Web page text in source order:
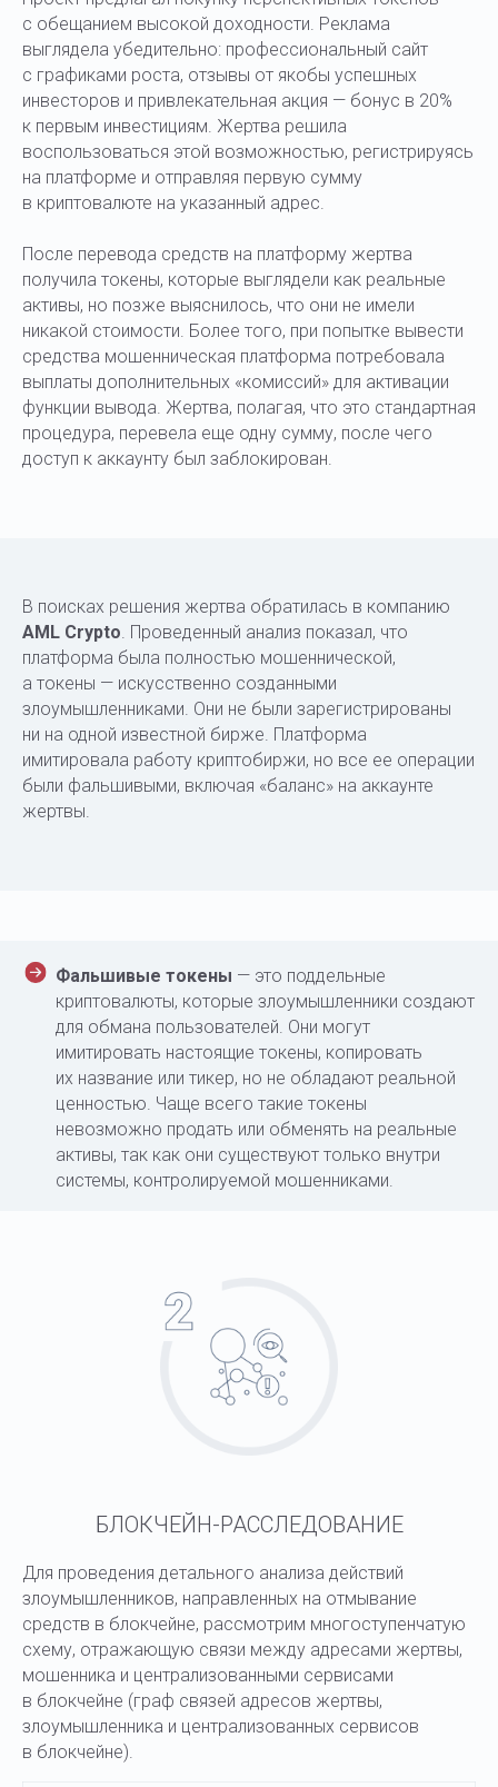
с обещанием высокой доходности. Реклама
выглядела убедительно: профессиональный сайт
с графиками роста, отзывы от якобы успешных
инвесторов и привлекательная акция — бонус в 20%
к первым инвестициям. Жертва решила
воспользоваться этой возможностью, регистрируясь
на платформе и отправляя первую сумму
в криптовалюте на указанный адрес.
После перевода средств на платформу жертва
получила токены, которые выглядели как реальные
активы, но позже выяснилось, что они не имели
никакой стоимости. Более того, при попытке вывести
средства мошенническая платформа потребовала
выплаты дополнительных «комиссий» для активации
функции вывода. Жертва, полагая, что это стандартная
процедура, перевела еще одну сумму, после чего
доступ к аккаунту был заблокирован.
В поисках решения жертва обратилась в компанию
AML Crypto. Проведенный анализ показал, что
платформа была полностью мошеннической,
а токены — искусственно созданными
злоумышленниками. Они не были зарегистрированы
ни на одной известной бирже. Платформа
имитировала работу криптобиржи, но все ее операции
были фальшивыми, включая «баланс» на аккаунте
жертвы.
Фальшивые токены — это поддельные
криптовалюты, которые злоумышленники создают
для обмана пользователей. Они могут
имитировать настоящие токены, копировать
их название или тикер, но не обладают реальной
ценностью. Чаще всего такие токены
невозможно продать или обменять на реальные
активы, так как они существуют только внутри
системы, контролируемой мошенниками.
БЛОКЧЕЙН-РАССЛЕДОВАНИЕ
Для проведения детального анализа действий
злоумышленников, направленных на отмывание
средств в блокчейне, рассмотрим многоступенчатую
схему, отражающую связи между адресами жертвы,
мошенника и централизованными сервисами
в блокчейне (граф связей адресов жертвы,
злоумышленника и централизованных сервисов
в блокчейне).